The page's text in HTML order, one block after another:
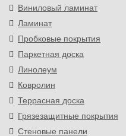
Виниловый ламинат
Ламинат
Пробковые покрытия
Паркетная доска
Линолеум
Ковролин
Террасная доска
Грязезащитные покрытия
Стеновые панели